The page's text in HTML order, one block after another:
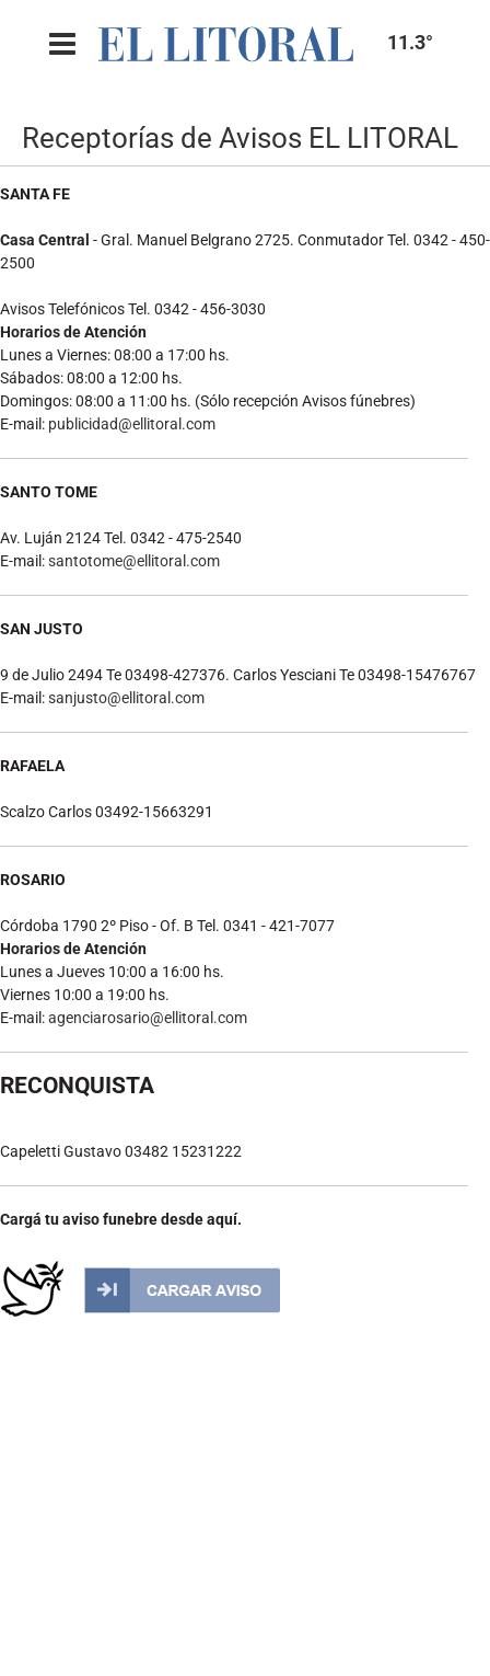
11.3°
Receptorías de Avisos EL LITORAL
SANTA FE
Casa Central - Gral. Manuel Belgrano 2725. Conmutador Tel. 0342 - 450-
2500
Avisos Telefónicos Tel. 0342 - 456-3030
Horarios de Atención
Lunes a Viernes: 08:00 a 17:00 hs.
Sábados: 08:00 a 12:00 hs.
Domingos: 08:00 a 11:00 hs. (Sólo recepción Avisos fúnebres)
E-mail: publicidad@ellitoral.com
SANTO TOME
Av. Luján 2124 Tel. 0342 - 475-2540
E-mail:santotome@ellitoral.com
SAN JUSTO
9 de Julio 2494 Te 03498-427376. Carlos Yesciani Te 03498-15476767
E-mail:sanjusto@ellitoral.com
RAFAELA
Scalzo Carlos 03492-15663291
ROSARIO
Córdoba 1790 2º Piso - Of. B Tel. 0341 - 421-7077
Horarios de Atención
Lunes a Jueves 10:00 a 16:00 hs.
Viernes 10:00 a 19:00 hs.
E-mail:agenciarosario@ellitoral.com
RECONQUISTA
Capeletti Gustavo 03482 15231222
Cargá tu aviso funebre desde aquí.